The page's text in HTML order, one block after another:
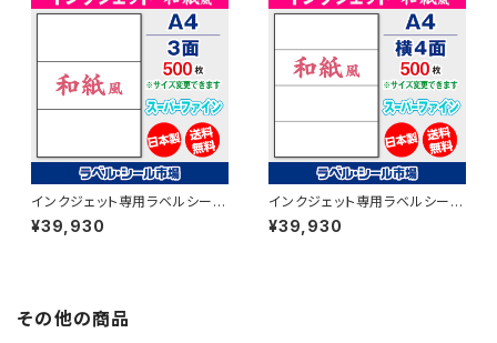
インクジェット専用ラベルシール
和紙 A4-3面 500枚 スーパー
ファイン T1Y3iB【日本製】
¥39,930
インクジェット専用ラベルシール
和紙 A4-横4面 500枚 スーパ
ーファイン T1Y4iB【日本製】
¥39,930
その他の商品